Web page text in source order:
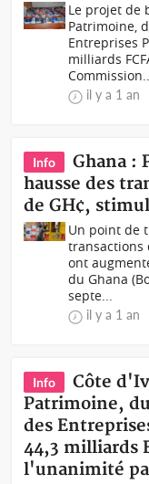
Le projet de
Patrimoine,
Entreprises
milliards
il y a 1 an
Info
Ghana :
hausse des
de GH¢,
Un point de
transactions
ont
du Ghana
septe...
il y a 1 an
Info
Côte
Patrimoine,
des
44,3 milliards
l'unanimité